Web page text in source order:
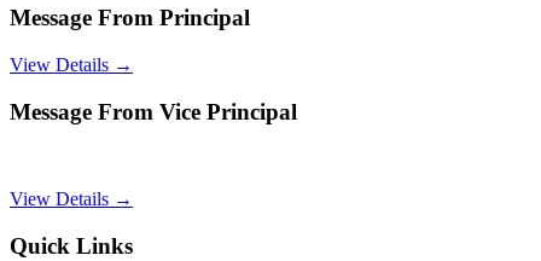
Message From Principal
View Details →
Message From Vice Principal
View Details →
Quick Links